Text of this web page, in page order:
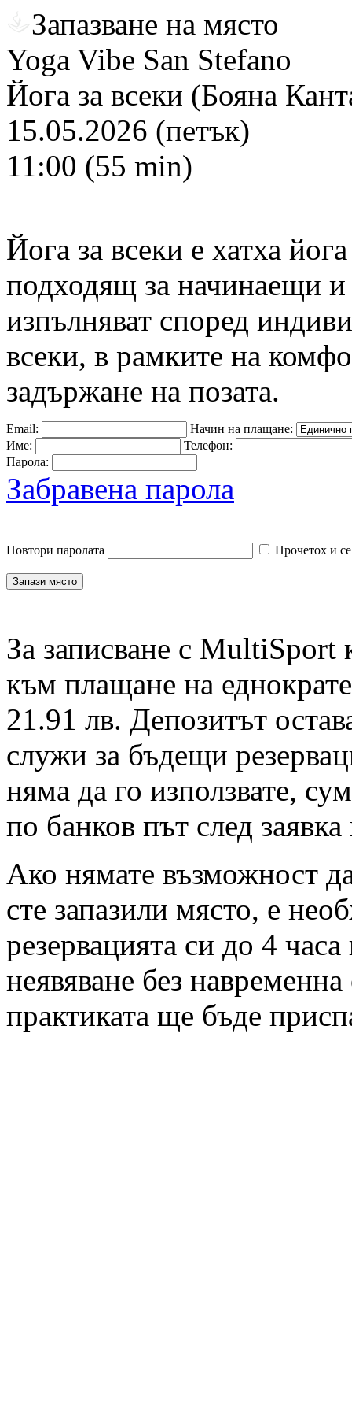
Запазване на място
Yoga Vibe San Stefano
Йога за всеки (Бояна
15.05.2026 (петък)
11:00 (55 min)
Йога за всеки е хатха
подходящ за начинаещи
изпълняват според
всеки, в рамките на
задържане на позата.
Email:
Начин на плащане:
Име:
Телефон:
Парола:
Забравена парола
Повтори паролата Прочетох и
За записване с MultiSport
към плащане на
21.91 лв. Депозитът
служи за бъдещи
няма да го използвате,
по банков път след
Ако нямате възможност
сте запазили място, е
резервацията си до 4
неявяване без
практиката ще бъде